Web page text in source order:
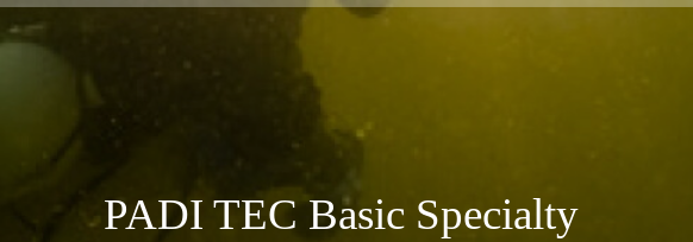
PADI TEC Basic Specialty